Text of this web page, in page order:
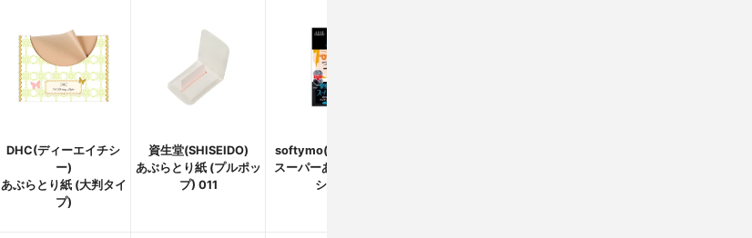
DHC(ディーエイチシ
ー)
あぶらとり紙 (大判タイ
プ)
資生堂(SHISEIDO)
あぶらとり紙 (プルポッ
プ) 011
softymo(ソフティモ)
スーパーあぶらとり黒
シート